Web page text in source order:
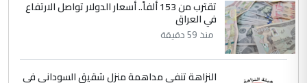
تقترب من 153 ألفاً.. أسعار الدولار تواصل الارتفاع
في العراق
منذ 59 دقيقة
النزاهة تنفي مداهمة منزل شقيق السوداني في